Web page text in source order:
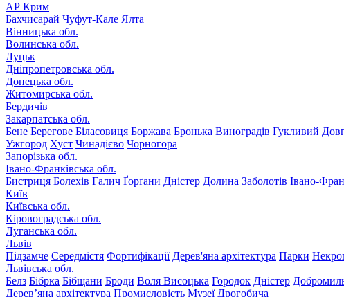
АР Крим
Бахчисарай Чуфут-Кале Ялта
Вінницька обл.
Волинська обл.
Луцьк
Дніпропетровська обл.
Донецька обл.
Житомирська обл.
Бердичів
Закарпатська обл.
Бене Берегове Біласовиця Боржава Бронька Виноградів Гукливий
Ужгород Хуст Чинадієво Чорногора
Запорізька обл.
Івано-Франківська обл.
Бистриця Болехів Галич Ґорґани Дністер Долина Заболотів Івано-
Київ
Київська обл.
Кіровоградська обл.
Луганська обл.
Львів
Підзамче Середмістя Фортифікації Дерев'яна архітектура Парки
Львівська обл.
Белз Бібрка Бібщани Броди Воля Висоцька Городок Дністер
Дерев’яна архітектура Промисловість Музеї Дрогобича